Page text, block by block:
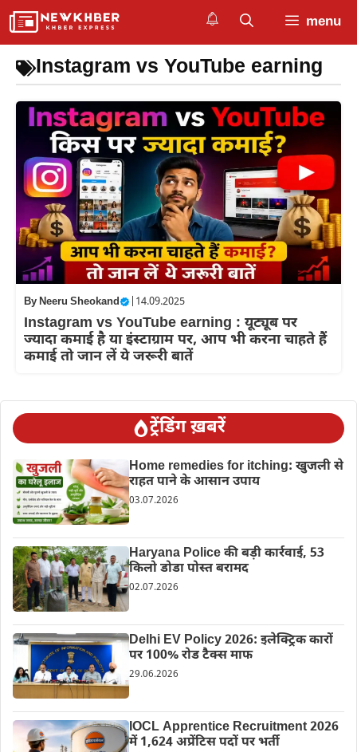
Skip
menu
Instagram vs YouTube earning
ByNeeru Sheokand 14.09.2025
Instagram vs YouTube earning : यूट्यूब पर
ज्यादा कमाई है या इंस्टाग्राम पर, आप भी करना चाहते हैं
कमाई तो जान लें ये जरूरी बातें
ट्रेंडिंग ख़बरें
Home remedies for itching: खुजली से
राहत पाने के आसान उपाय
03.07.2026
Haryana Police की बड़ी कार्रवाई, 53
किलो डोडा पोस्त बरामद
02.07.2026
Delhi EV Policy 2026: इलेक्ट्रिक कारों
पर 100% रोड टैक्स माफ
29.06.2026
IOCL Apprentice Recruitment 2026
में 1,624 अप्रेंटिस पदों पर भर्ती